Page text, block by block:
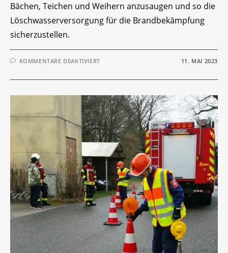
Bächen, Teichen und Weihern anzusaugen und so die
Löschwasserversorgung für die Brandbekämpfung
sicherzustellen.
KOMMENTARE DEAKTIVIERTFÜR 11. MAI 2023